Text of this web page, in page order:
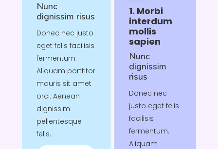
1. Morbi
interdum
mollis
sapien
Nunc
dignissim
risus
Donec nec
justo eget felis
facilisis
fermentum.
Aliquam
Nunc
dignissim risus
Donec nec justo
eget felis facilisis
fermentum.
Aliquam porttitor
mauris sit amet
orci. Aenean
dignissim
pellentesque
felis.